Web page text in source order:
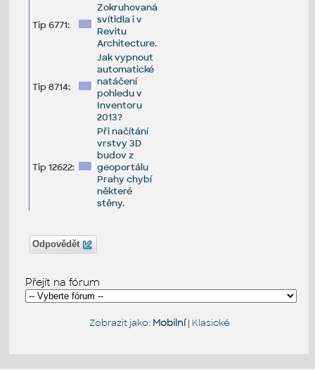
Tip 6771:
Zokruhovaná
svítidla i v
Revitu
Architecture.
Tip 8714:
Jak vypnout
automatické
natáčení
pohledu v
Inventoru
2013?
Tip 12622:
Při načítání
vrstvy 3D
budov z
geoportálu
Prahy chybí
některé
stěny.
Odpovědět
Přejít na fórum
Zobrazit jako: Mobilní| Klasické